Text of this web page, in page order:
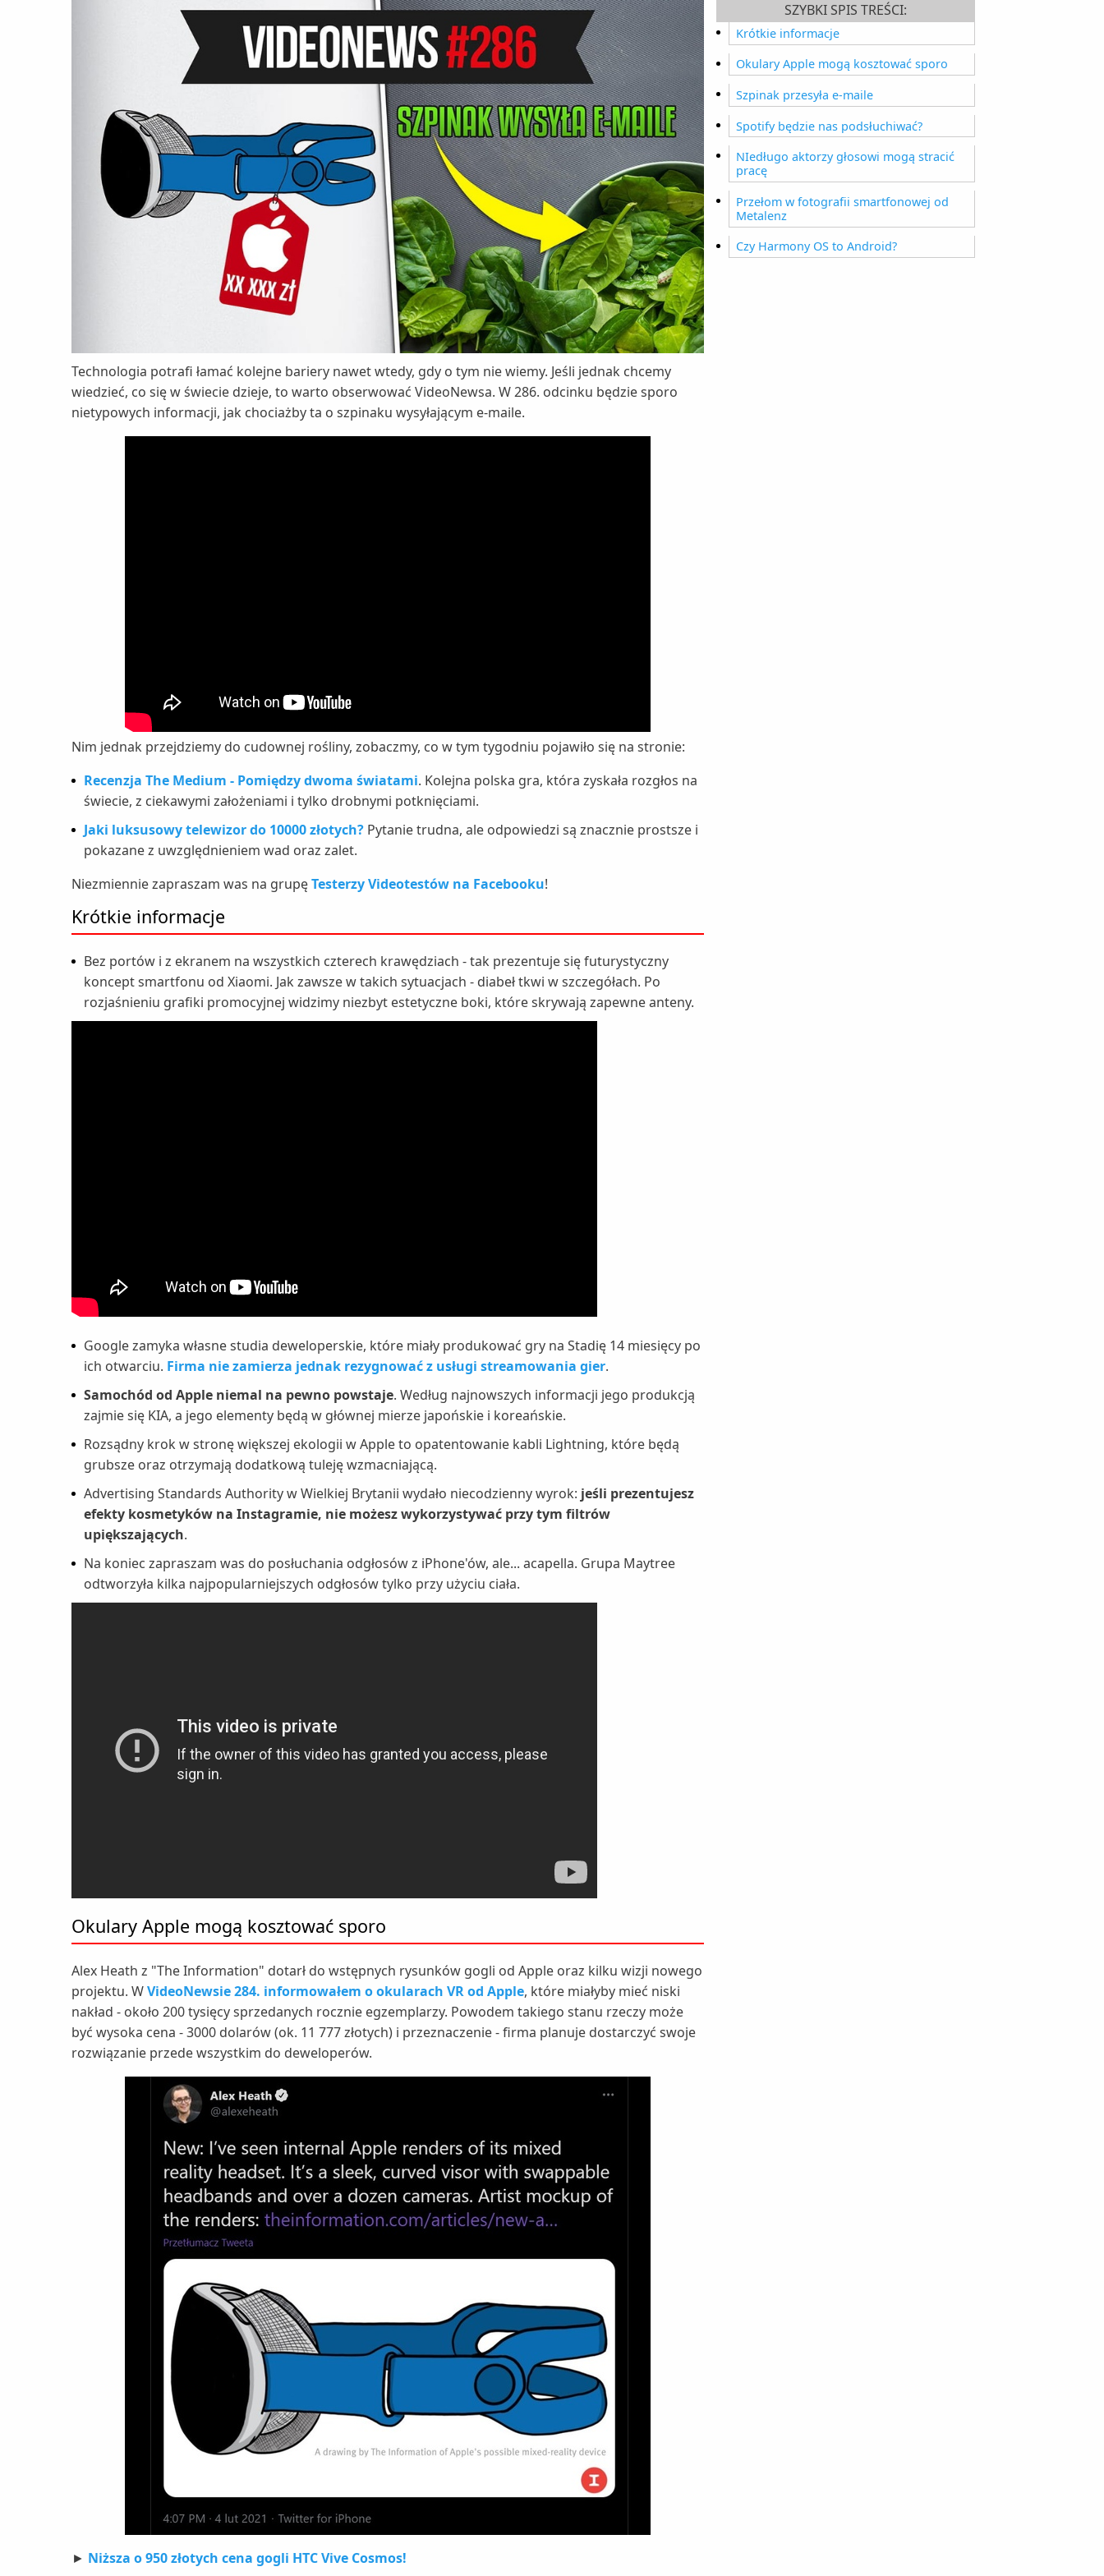
SZYBKI SPIS TREŚCI:
Krótkie informacje
Okulary Apple mogą kosztować sporo
Szpinak przesyła e-maile
Spotify będzie nas podsłuchiwać?
NIedługo aktorzy głosowi mogą stracić
pracę
Przełom w fotografii smartfonowej od
Metalenz
Czy Harmony OS to Android?
Technologia potrafi łamać kolejne bariery nawet wtedy, gdy o tym nie wiemy. Jeśli jednak chcemy
wiedzieć, co się w świecie dzieje, to warto obserwować VideoNewsa. W 286. odcinku będzie sporo
nietypowych informacji, jak chociażby ta o szpinaku wysyłającym e-maile.
Nim jednak przejdziemy do cudownej rośliny, zobaczmy, co w tym tygodniu pojawiło się na stronie:
Recenzja The Medium - Pomiędzy dwoma światami. Kolejna polska gra, która zyskała rozgłos na
świecie, z ciekawymi założeniami i tylko drobnymi potknięciami.
Jaki luksusowy telewizor do 10000 złotych? Pytanie trudna, ale odpowiedzi są znacznie prostsze i
pokazane z uwzględnieniem wad oraz zalet.
Niezmiennie zapraszam was na grupęTesterzy Videotestów na Facebooku!
Krótkie informacje
Bez portów i z ekranem na wszystkich czterech krawędziach - tak prezentuje się futurystyczny
koncept smartfonu od Xiaomi. Jak zawsze w takich sytuacjach - diabeł tkwi w szczegółach. Po
rozjaśnieniu grafiki promocyjnej widzimy niezbyt estetyczne boki, które skrywają zapewne anteny.
Google zamyka własne studia deweloperskie, które miały produkować gry na Stadię 14 miesięcy po
ich otwarciu. Firma nie zamierza jednak rezygnować z usługi streamowania gier.
Samochód od Apple niemal na pewno powstaje. Według najnowszych informacji jego produkcją
zajmie się KIA, a jego elementy będą w głównej mierze japońskie i koreańskie.
Rozsądny krok w stronę większej ekologii w Apple to opatentowanie kabli Lightning, które będą
grubsze oraz otrzymają dodatkową tuleję wzmacniającą.
Advertising Standards Authority w Wielkiej Brytanii wydało niecodzienny wyrok: jeśli prezentujesz
efekty kosmetyków na Instagramie, nie możesz wykorzystywać przy tym filtrów
upiększających.
Na koniec zapraszam was do posłuchania odgłosów z iPhone'ów, ale... acapella. Grupa Maytree
odtworzyła kilka najpopularniejszych odgłosów tylko przy użyciu ciała.
Okulary Apple mogą kosztować sporo
Alex Heath z "The Information" dotarł do wstępnych rysunków gogli od Apple oraz kilku wizji nowego
projektu. WVideoNewsie 284. informowałem o okularach VR od Apple, które miałyby mieć niski
nakład - około 200 tysięcy sprzedanych rocznie egzemplarzy. Powodem takiego stanu rzeczy może
być wysoka cena - 3000 dolarów (ok. 11 777 złotych) i przeznaczenie - firma planuje dostarczyć swoje
rozwiązanie przede wszystkim do deweloperów.
► Niższa o 950 złotych cena gogli HTC Vive Cosmos!